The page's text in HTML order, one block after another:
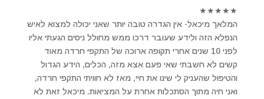
★
★
★
★
★
המלאך מיכאל- אין הגדרה טובה יותר שאני יכולה למצוא לאיש
הנפלא הזה ולידע שעובר דרכו ממש מחולל ניסים הגעתי אליו
לפני 10 שנים אחרי תקופה ארוכה של התקפי חרדה מאוד
קשים לא חשבתי שאי פעם אצא מזה, הכלים, הידע הגדול
והטיפול שהעניק לי שינו את חיי, מאז לא חוויתי התקפי חרדה,
ואני חיה מתוך הסתכלות אחרת על המציאות. מיכאל זאת לא